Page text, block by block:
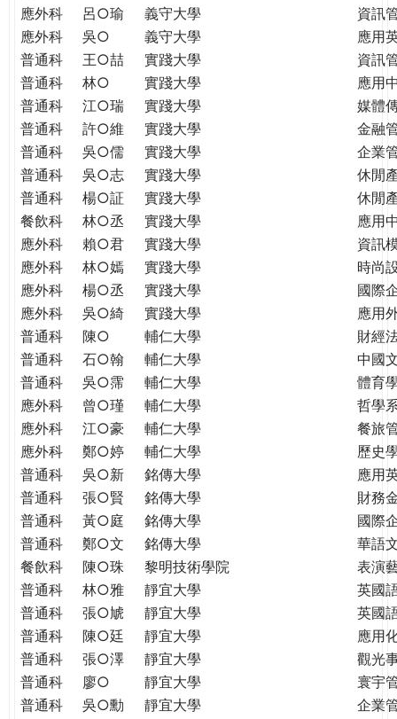
應外科
呂○瑜 義守大學
資訊
應外科
吳○ 義守大學
應用
普通科
王○喆 實踐大學
資訊
普通科
林○ 實踐大學
應用
普通科
江○瑞 實踐大學
媒體
普通科
許○維 實踐大學
金融
普通科
吳○儒 實踐大學
企業
普通科
吳○志 實踐大學
休閒
普通科
楊○証 實踐大學
休閒
餐飲科
林○丞 實踐大學
應用
應外科
賴○君 實踐大學
資訊
應外科
林○嫣 實踐大學
時尚
應外科
楊○丞 實踐大學
國際
應外科
吳○綺 實踐大學
應用
普通科
陳○ 輔仁大學
財經
普通科
石○翰 輔仁大學
中國
普通科
吳○霈 輔仁大學
體育
應外科
曾○瑾 輔仁大學
哲學
應外科
江○豪 輔仁大學
餐旅
應外科
鄭○婷 輔仁大學
歷史
普通科
吳○新 銘傳大學
應用
普通科
張○賢 銘傳大學
財務
普通科
黃○庭 銘傳大學
國際
普通科
鄭○文 銘傳大學
華語
餐飲科
陳○珠 黎明技術學院
表演
普通科
林○雅 靜宜大學
英國
普通科
張○虓 靜宜大學
英國
普通科
陳○廷 靜宜大學
應用
普通科
張○澤 靜宜大學
觀光
普通科
廖○ 靜宜大學
寰宇
普通科
吳○勳 靜宜大學
企業